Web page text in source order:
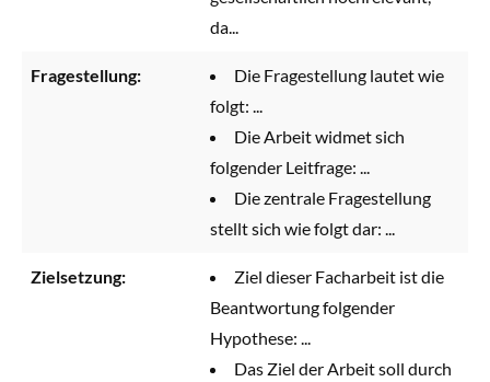
da...
Fragestellung:
Die Fragestellung lautet wie
folgt: ...
Die Arbeit widmet sich
folgender Leitfrage: ...
Die zentrale Fragestellung
stellt sich wie folgt dar: ...
Zielsetzung:
Ziel dieser Facharbeit ist die
Beantwortung folgender
Hypothese: ...
Das Ziel der Arbeit soll durch